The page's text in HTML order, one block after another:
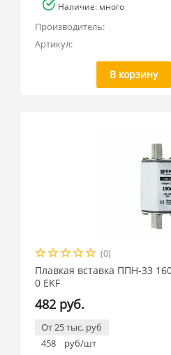
Наличие: много
Производитель:
Артикул:
В корзину
(0)
Плавкая вставка ППН-33
0 EKF
482 руб.
От 25 тыс. руб
458
руб/шт